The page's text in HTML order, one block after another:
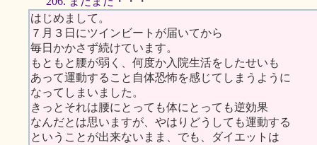
はじめまして。
７月３日にツインビートが届いてから
毎日かかさず続けています。
もともと腰が弱く、何度か入院生活をしたせいも
あって運動すること自体恐怖を感じてしまうように
なってしまいました。
きっとそれは腰にとっても体にとっても逆効果
なんだとは思いますが、やはりどうしても運動する
ということが出来ないまま、でも、ダイエットは